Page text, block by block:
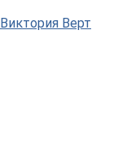
Виктория Верт